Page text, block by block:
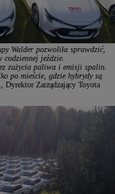
Walder pozwoliła sprawdzić,
jeździe.
zużycia paliwa i emisji spalin.
po mieście, gdzie hybrydy są
Dyrektor Zarządzający Toyota